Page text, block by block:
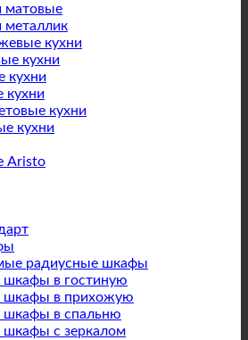
матовые
металлик
кухни
кухни
кухни
кухни
кухни
кухни
Aristo
радиусные шкафы
шкафы в гостиную
шкафы в прихожую
шкафы в спальню
шкафы с зеркалом